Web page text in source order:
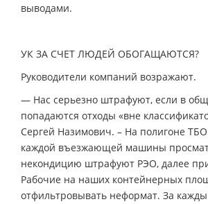
выводами.
УК ЗА СЧЕТ ЛЮДЕЙ ОБОГАЩАЮТСЯ?
Руководители компаний возражают.
— Нас серьезно штрафуют, если в
попадаются отходы «вне
Сергей Назимович. – На полигоне
каждой въезжающей машины
некондицию штрафуют РЭО, далее
Рабочие на наших контейнерных
отфильтровывать неформат. За